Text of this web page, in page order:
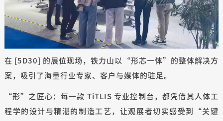
在 [5D30] 的展位现场，铁力山以“形芯一体”的整体解决方
案，吸引了海量行业专家、客户与媒体的驻足。
“形”之匠心：每一款 TiTLIS 专业控制台，都凭借其人体工
程学的设计与精湛的制造工艺，让观展者切实感受到“关键